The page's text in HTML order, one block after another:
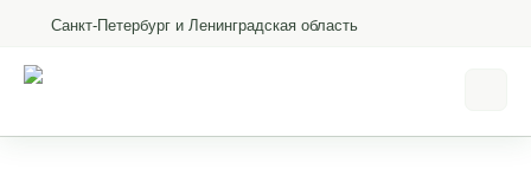
Санкт-Петербург и Ленинградская область